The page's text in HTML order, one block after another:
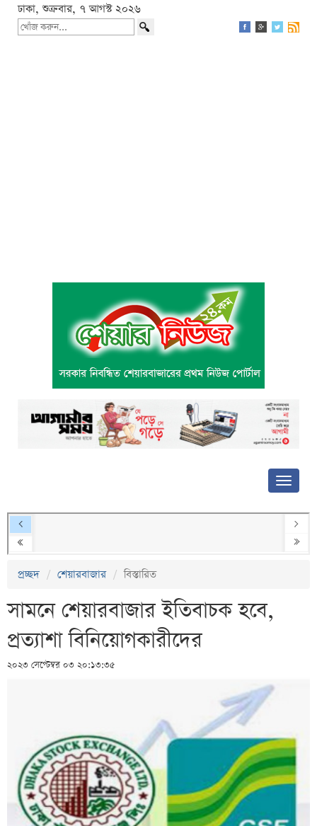
ঢাকা, শুক্রবার, ৭ আগস্ট ২০২৬
প্রচ্ছদ শেয়ারবাজার বিস্তারিত
সামনে শেয়ারবাজার ইতিবাচক হবে,
প্রত্যাশা বিনিয়োগকারীদের
২০২৩ সেপ্টেম্বর ০৩ ২০:১৩:৩৫